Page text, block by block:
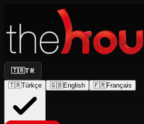
🇹🇷TR
🇹🇷Türkçe 🇬🇧English 🇫🇷Français